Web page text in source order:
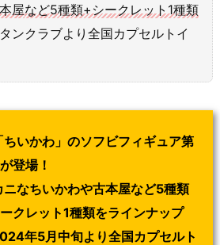
屋など5種類+シークレット1種類
ンクラブより全国カプセルトイ
ちいかわ」のソフビフィギュア第
登場！
ニなちいかわや古本屋など5種類
クレット1種類をラインナップ
年5月中旬より全国カプセルト